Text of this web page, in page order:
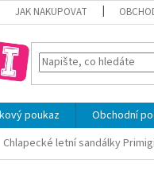
JAK NAKUPOVAT
poukaz Obchodní
Chlapecké letní sandálky